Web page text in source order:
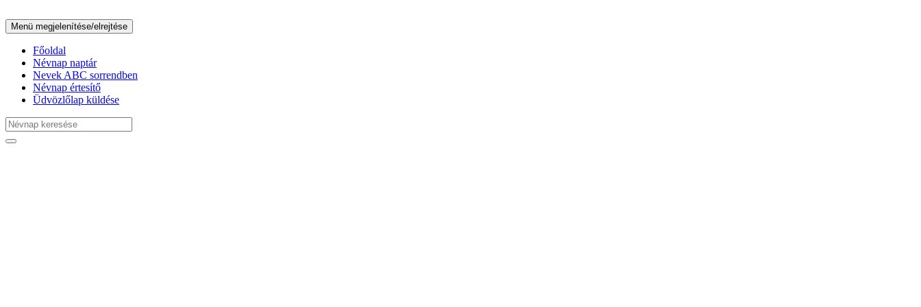
Menü megjelenítése/elrejtése
Főoldal
Névnap naptár
Nevek ABC sorrendben
Névnap értesítő
Üdvözlőlap küldése